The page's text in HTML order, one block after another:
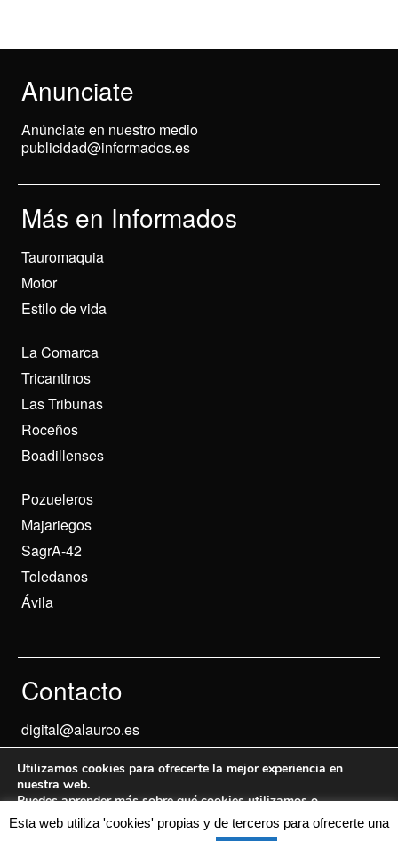
Anunciate
Anúnciate en nuestro medio
publicidad@informados.es
Más en Informados
Tauromaquia
Motor
Estilo de vida
La Comarca
Tricantinos
Las Tribunas
Roceños
Boadillenses
Pozueleros
Majariegos
SagrA-42
Toledanos
Ávila
Contacto
digital@alaurco.es
Esta web utiliza 'cookies' propias y de terceros para ofrecerte una
Utilizamos cookies para ofrecerte la mejor experiencia en
nuestra web.
Puedes aprender más sobre qué cookies utilizamos o
desactivarlas en losajustes.